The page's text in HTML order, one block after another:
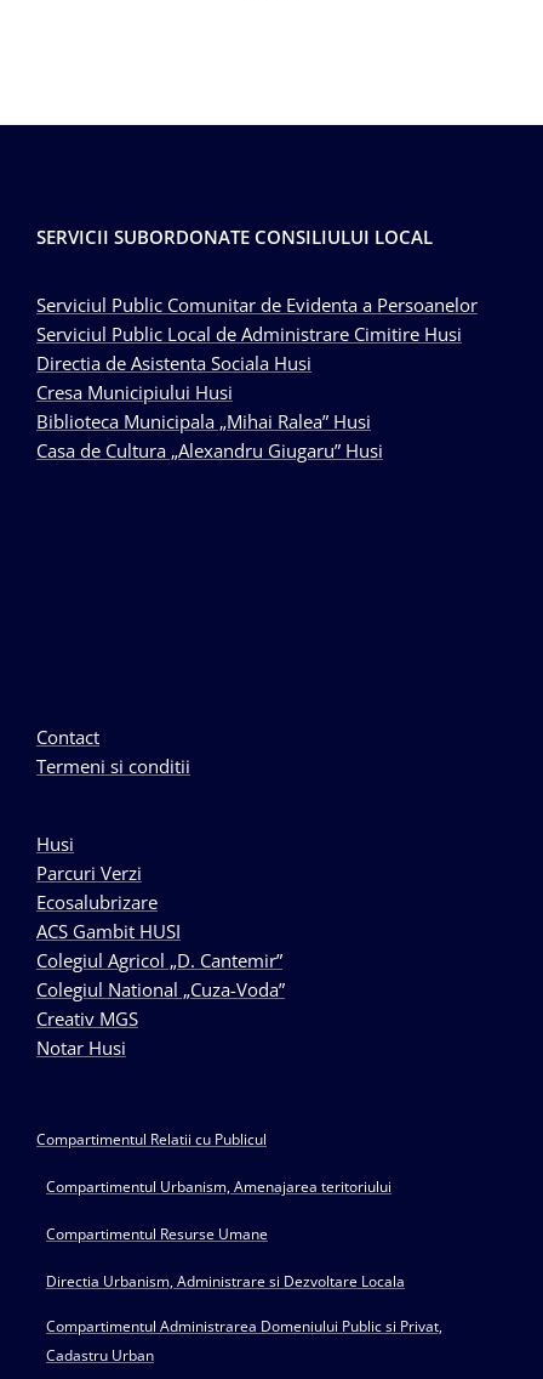
SERVICII SUBORDONATE CONSILIULUI LOCAL
Serviciul Public Comunitar de Evidenta a Persoanelor
Serviciul Public Local de Administrare Cimitire Husi
Directia de Asistenta Sociala Husi
Cresa Municipiului Husi
Biblioteca Municipala „Mihai Ralea” Husi
Casa de Cultura „Alexandru Giugaru” Husi
Contact
Termeni si conditii
Husi
Parcuri Verzi
Ecosalubrizare
ACS Gambit HUSI
Colegiul Agricol „D. Cantemir”
Colegiul National „Cuza-Voda”
Creativ MGS
Notar Husi
Compartimentul Relatii cu Publicul
Compartimentul Urbanism, Amenajarea teritoriului
Compartimentul Resurse Umane
Directia Urbanism, Administrare si Dezvoltare Locala
Compartimentul Administrarea Domeniului Public si Privat,
Cadastru Urban